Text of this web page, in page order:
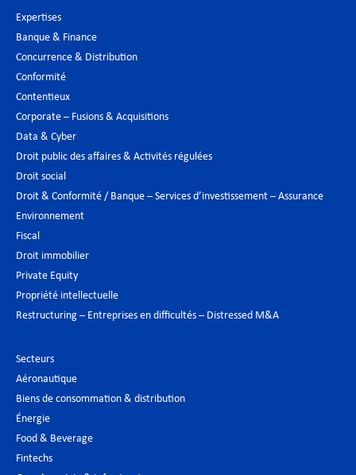
Expertises
Banque & Finance
Concurrence & Distribution
Conformité
Contentieux
Corporate – Fusions & Acquisitions
Data & Cyber
Droit public des affaires & Activités régulées
Droit social
Droit & Conformité / Banque – Services d’investissement – Assurance
Environnement
Fiscal
Droit immobilier
Private Equity
Propriété intellectuelle
Restructuring – Entreprises en difficultés – Distressed M&A
Secteurs
Aéronautique
Biens de consommation & distribution
Énergie
Food & Beverage
Fintechs